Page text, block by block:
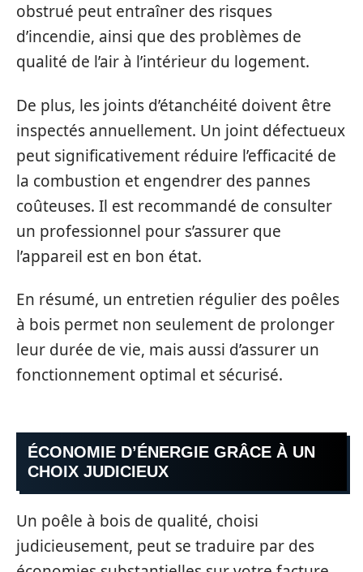
obstrué peut entraîner des risques
d’incendie, ainsi que des problèmes de
qualité de l’air à l’intérieur du logement.
De plus, les joints d’étanchéité doivent être
inspectés annuellement. Un joint défectueux
peut significativement réduire l’efficacité de
la combustion et engendrer des pannes
coûteuses. Il est recommandé de consulter
un professionnel pour s’assurer que
l’appareil est en bon état.
En résumé, un entretien régulier des poêles
à bois permet non seulement de prolonger
leur durée de vie, mais aussi d’assurer un
fonctionnement optimal et sécurisé.
ÉCONOMIE D’ÉNERGIE GRÂCE À UN
CHOIX JUDICIEUX
Un poêle à bois de qualité, choisi
judicieusement, peut se traduire par des